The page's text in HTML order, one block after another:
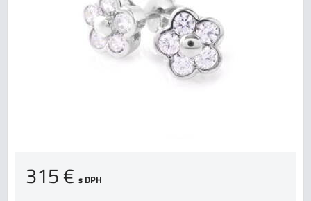
315 € s DPH